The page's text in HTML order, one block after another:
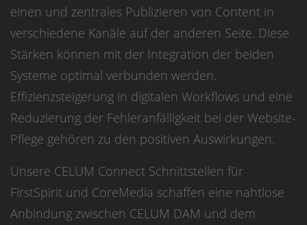
einen und zentrales Publizieren von Content in
verschiedene Kanäle auf der anderen Seite. Diese
Stärken können mit der Integration der beiden
Systeme optimal verbunden werden.
Effizienzsteigerung in digitalen Workflows und eine
Reduzierung der Fehleranfälligkeit bei der Website-
Pflege gehören zu den positiven Auswirkungen.
Unsere CELUM Connect Schnittstellen für
FirstSpirit und CoreMedia schaffen eine nahtlose
Anbindung zwischen CELUM DAM und dem